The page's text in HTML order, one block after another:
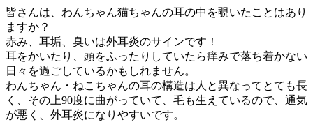
皆さんは、わんちゃん猫ちゃんの耳の中を覗いたことはあり
ますか？
赤み、耳垢、臭いは外耳炎のサインです！
耳をかいたり、頭をふったりしていたら痒みで落ち着かない
日々を過ごしているかもしれません。
わんちゃん・ねこちゃんの耳の構造は人と異なってとても長
く、その上90度に曲がっていて、毛も生えているので、通気
が悪く、外耳炎になりやすいです。